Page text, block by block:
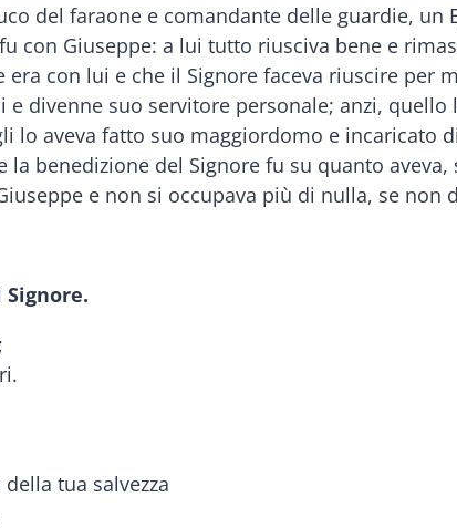
del faraone e comandante delle guardie, un
con Giuseppe: a lui tutto riusciva bene e
con lui e che il Signore faceva riuscire per
e divenne suo servitore personale; anzi,
lo aveva fatto suo maggiordomo e incaricato
la benedizione del Signore fu su quanto
e non si occupava più di nulla, se non
tua salvezza